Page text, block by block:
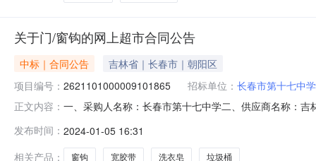
关于门/窗钩的网上超市合同公告
中标｜合同公告
吉林省｜长春市｜朝阳区
项目编号： 2621101000009101865 招标单位： 长春市第十七中学
正文内容： 一、采购人名称：长春市第十七中学二、供应商名称：
号个100.000.6603创易CY1234宽胶带创易CY1234卷
发布时间： 2024-01-05 16:31
相关产品：
窗钩 宽胶带 洗衣皂 垃圾桶